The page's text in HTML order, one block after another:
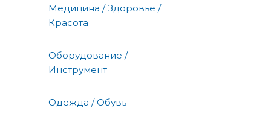
Медицина / Здоровье /
Красота
Оборудование /
Инструмент
Одежда / Обувь